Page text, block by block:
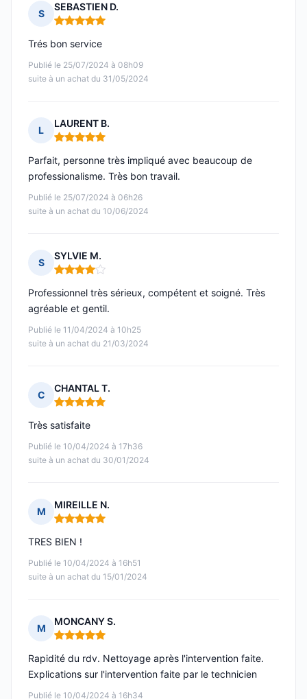
S
SEBASTIEN D.
Note : 5 sur 5
Publié le 25/07/2024 à 08h09
suite à un achat du 31/05/2024
Trés bon service
L
LAURENT B.
Note : 5 sur 5
Publié le 25/07/2024 à 06h26
suite à un achat du 10/06/2024
Parfait, personne très impliqué avec beaucoup de
professionalisme. Très bon travail.
S
SYLVIE M.
Note : 4 sur 5
Publié le 11/04/2024 à 10h25
suite à un achat du 21/03/2024
Professionnel très sérieux, compétent et soigné. Très
agréable et gentil.
C
CHANTAL T.
Note : 5 sur 5
Publié le 10/04/2024 à 17h36
suite à un achat du 30/01/2024
Très satisfaite
M
MIREILLE N.
Note : 5 sur 5
Publié le 10/04/2024 à 16h51
suite à un achat du 15/01/2024
TRES BIEN !
M
MONCANY S.
Note : 5 sur 5
Publié le 10/04/2024 à 16h34
Rapidité du rdv. Nettoyage après l'intervention faite.
Explications sur l'intervention faite par le technicien